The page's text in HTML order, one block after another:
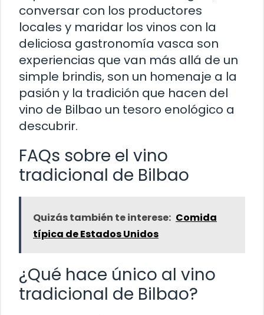
conversar con los productores
locales y maridar los vinos con la
deliciosa gastronomía vasca son
experiencias que van más allá de un
simple brindis, son un homenaje a la
pasión y la tradición que hacen del
vino de Bilbao un tesoro enológico a
descubrir.
FAQs sobre el vino
tradicional de Bilbao
Quizás también te interese: Comida
típica de Estados Unidos
¿Qué hace único al vino
tradicional de Bilbao?